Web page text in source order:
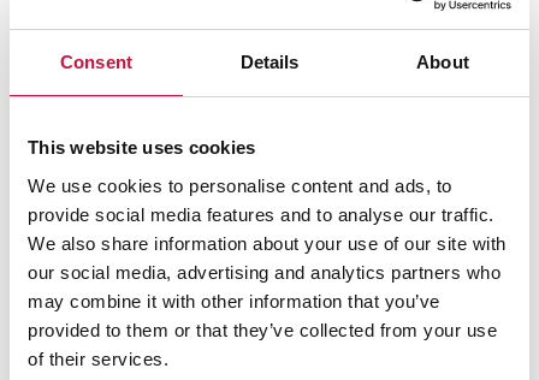
Consent Details About
This website uses cookies
We use cookies to personalise content and ads, to
provide social media features and to analyse our traffic.
We also share information about your use of our site with
our social media, advertising and analytics partners who
may combine it with other information that you’ve
provided to them or that they’ve collected from your use
of their services.
Jätehuoltoyhtiö Puhas tukee Ukrainaa 1500
Punaisen Ristin katastrofirahastoon,
auttaakseen Ukrainan sodan uhreja. Puhaksen
Suomen Punaisen Ristin mukaan
rahalahjoitusten avulla järjestö voi reagoida
nopeasti ja hankkia juuri sitä apua, jota ihmiset
sillä hetkellä tarvitsevat. Punaisen Ristin avulla
turvataan ihmisten perustarpeita toimittamalla
Ukrainaan vettä, ruokaa, suojaa ja
terveyspalveluita.